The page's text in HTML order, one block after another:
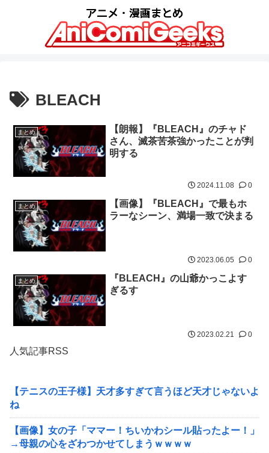
BLEACH
まとめ
【朗報】『BLEACH』のチャド
さん、滅茶苦茶強かったことが判
明する
2024.11.08 0
まとめ
【画像】『BLEACH』で最もホ
ラーなシーン、満場一致で決まる
2023.06.05 0
まとめ
『BLEACH』の山爺かっこよす
ぎるす
2023.02.21 0
人気記事RSS
【テニスの王子様】天才多すぎて言うほど天才じゃないよ
ね
【画像】女の子「ママー！ちいかわシール貼ったよー！」
→母親の心をざわつかせてしまうｗｗｗｗ